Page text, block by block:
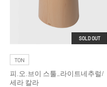
SOLD OUT
TON
피.오.브이 스툴_라이트네추럴/
세라 칼라